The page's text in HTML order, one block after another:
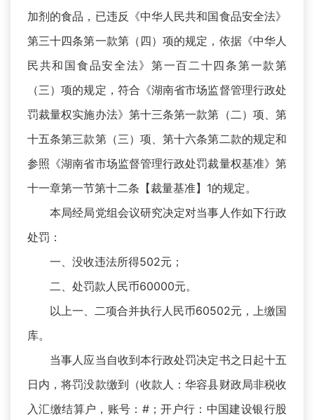
加剂的食品，已违反《中华人民共和国食品安全法》
第三十四条第一款第（四）项的规定，依据《中华人
民共和国食品安全法》第一百二十四条第一款第
（三）项的规定，符合《湖南省市场监督管理行政处
罚裁量权实施办法》第十三条第一款第（二）项、第
十五条第三款第（三）项、第十六条第二款的规定和
参照《湖南省市场监督管理行政处罚裁量权基准》第
十一章第一节第十二条【裁量基准】1的规定。
本局经局党组会议研究决定对当事人作如下行政
处罚：
一、没收违法所得502元；
二、处罚款人民币60000元。
以上一、二项合并执行人民币60502元，上缴国
库。
当事人应当自收到本行政处罚决定书之日起十五
日内，将罚没款缴到（收款人：华容县财政局非税收
入汇缴结算户，账号：#；开户行：中国建设银行股